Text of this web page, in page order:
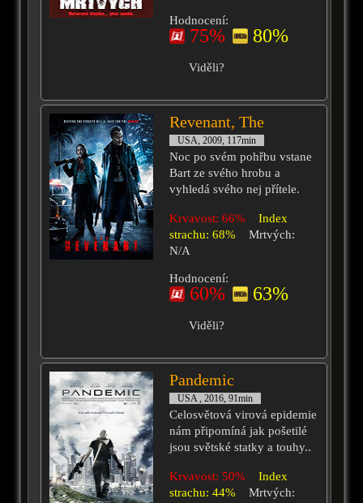
Hodnocení:
75% 80%
Viděli?
Revenant, The
USA, 2009, 117min
Noc po svém pohřbu vstane
Bart ze svého hrobu a
vyhledá svého nej přítele.
Krvavost: 66%
Index
strachu: 68%
Mrtvých:
N/A
Hodnocení:
60% 63%
Viděli?
Pandemic
USA , 2016, 91min
Celosvětová virová epidemie
nám připomíná jak pošetilé
jsou světské statky a touhy..
Krvavost: 50%
Index
strachu: 44%
Mrtvých: